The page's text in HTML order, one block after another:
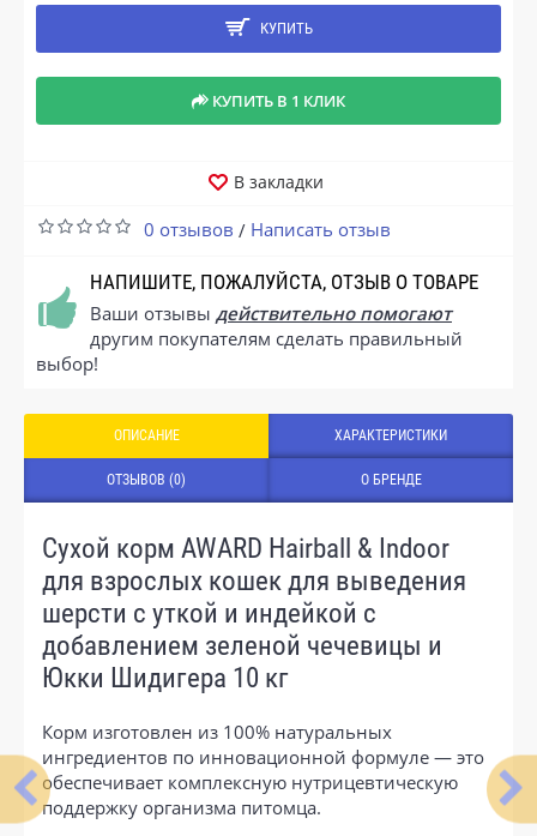
КУПИТЬ
КУПИТЬ В 1 КЛИК
В закладки
0 отзывов / Написать отзыв
НАПИШИТЕ, ПОЖАЛУЙСТА, ОТЗЫВ О ТОВАРЕ
Ваши отзывы действительно помогают
другим покупателям сделать правильный
выбор!
ОПИСАНИЕ ХАРАКТЕРИСТИКИ
ОТЗЫВОВ (0) О БРЕНДЕ
Сухой корм AWARD Hairball & Indoor
для взрослых кошек для выведения
шерсти с уткой и индейкой с
добавлением зеленой чечевицы и
Юкки Шидигера 10 кг
Корм изготовлен из 100% натуральных
ингредиентов по инновационной формуле — это
обеспечивает комплексную нутрицевтическую
поддержку организма питомца.